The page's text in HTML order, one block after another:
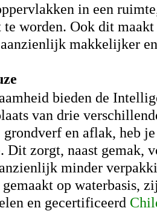
in een
worden. Ook dit maakt
makkelijker
bieden de
van drie
en aflak, heb je
Dit zorgt, naast gemak,
minder
op waterbasis,
en gecertificeerd